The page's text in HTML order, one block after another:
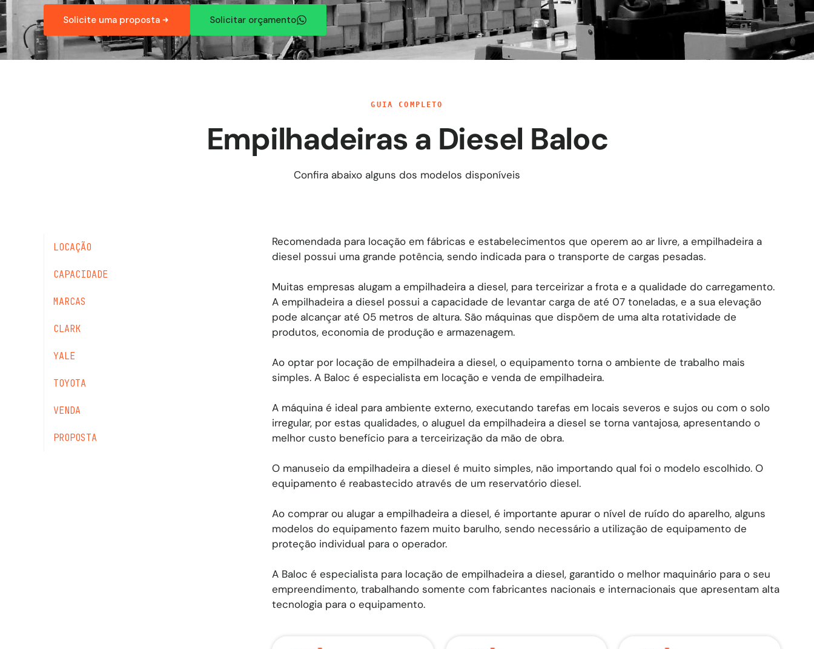
Solicite uma proposta Solicitar orçamento
GUIA COMPLETO
Empilhadeiras a Diesel Baloc
Confira abaixo alguns dos modelos disponíveis
LOCAÇÃO
CAPACIDADE
MARCAS
CLARK
YALE
TOYOTA
VENDA
PROPOSTA
Recomendada para locação em fábricas e estabelecimentos que operem ao ar livre, a empilhadeira a
diesel possui uma grande potência, sendo indicada para o transporte de cargas pesadas.
Muitas empresas alugam a empilhadeira a diesel, para terceirizar a frota e a qualidade do carregamento.
A empilhadeira a diesel possui a capacidade de levantar carga de até 07 toneladas, e a sua elevação
pode alcançar até 05 metros de altura. São máquinas que dispõem de uma alta rotatividade de
produtos, economia de produção e armazenagem.
Ao optar por locação de empilhadeira a diesel, o equipamento torna o ambiente de trabalho mais
simples. A Baloc é especialista em locação e venda de empilhadeira.
A máquina é ideal para ambiente externo, executando tarefas em locais severos e sujos ou com o solo
irregular, por estas qualidades, o aluguel da empilhadeira a diesel se torna vantajosa, apresentando o
melhor custo benefício para a terceirização da mão de obra.
O manuseio da empilhadeira a diesel é muito simples, não importando qual foi o modelo escolhido. O
equipamento é reabastecido através de um reservatório diesel.
Ao comprar ou alugar a empilhadeira a diesel, é importante apurar o nível de ruído do aparelho, alguns
modelos do equipamento fazem muito barulho, sendo necessário a utilização de equipamento de
proteção individual para o operador.
A Baloc é especialista para locação de empilhadeira a diesel, garantido o melhor maquinário para o seu
empreendimento, trabalhando somente com fabricantes nacionais e internacionais que apresentam alta
tecnologia para o equipamento.